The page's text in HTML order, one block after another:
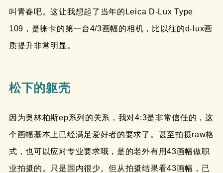
叫青春吧。这让我想起了当年的Leica D-Lux Type
109，是徕卡的第一台4/3画幅的相机，比以往的d-lux画
质提升非常明显。
松下的躯壳
因为奥林柏斯ep系列的关系，我对4:3是非常信任的，这
个画幅基本上已经满足爱好者的要求了。甚至拍摄raw格
式，也可以应对专业要求哦，是的老外有用43画幅做职
业拍摄的。只是国内很少。但从拍摄结果看43画幅，已